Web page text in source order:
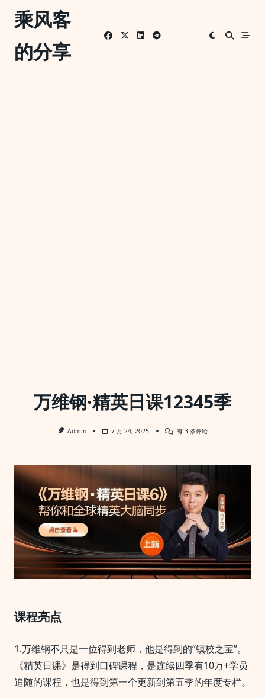
乘风客
的分享
万维钢·精英日课12345季
Admin 7 月 24, 2025
万
精
日
课
12345
季
有 3 条评论
课程亮点
1.万维钢不只是一位得到老师，他是得到的“镇校之宝”。
《精英日课》是得到口碑课程，是连续四季有10万+学员
追随的课程，也是得到第一个更新到第五季的年度专栏。